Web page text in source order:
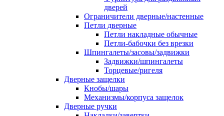
дверей
Ограничители дверные/настенные
Петли дверные
Петли накладные обычные
Петли-бабочки без врезки
Шпингалеты/засовы/задвижки
Задвижки/шпингалеты
Торцевые/ригеля
Дверные защелки
Кнобы/шары
Механизмы/корпуса защелок
Дверные ручки